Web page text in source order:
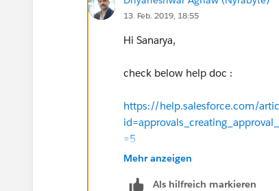
13. Feb. 2019, 18:55
Hi Sanarya,
check below help doc :
https://help.salesforce.com/
=5
Mehr anzeigen
Als hilfreich markieren